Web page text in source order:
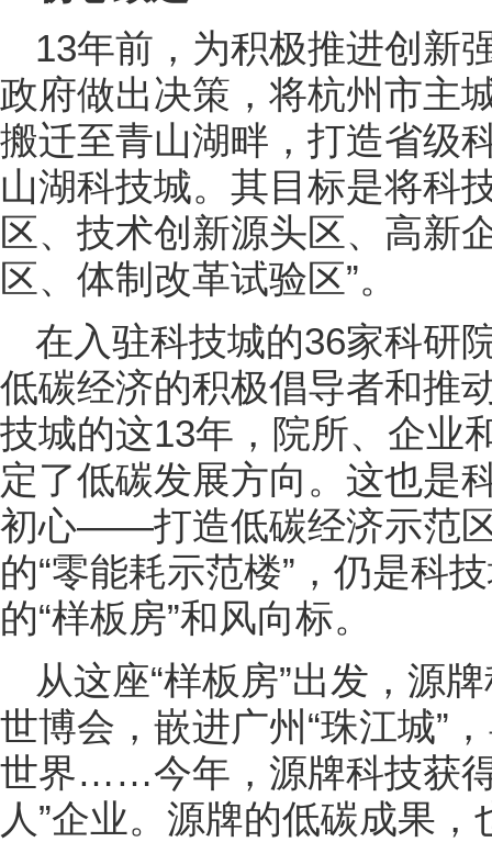
13年前，为积极推进创新
政府做出决策，将杭州市主
搬迁至青山湖畔，打造省
山湖科技城。其目标是将科
区、技术创新源头区、高新
区、体制改革试验区”。
在入驻科技城的36家科研
低碳经济的积极倡导者和推
技城的这13年，院所、企业
定了低碳发展方向。这也是
初心——打造低碳经济示范
的“零能耗示范楼”，仍是科
的“样板房”和风向标。
从这座“样板房”出发，源
世博会，嵌进广州“珠江城”
世界……今年，源牌科技获
人”企业。源牌的低碳成果